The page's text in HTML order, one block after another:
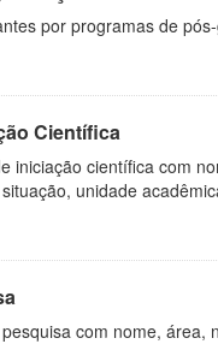
por programas de
Científica
iniciação científica com
unidade
com nome, área,